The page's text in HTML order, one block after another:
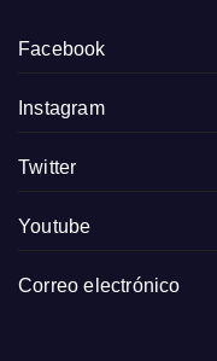
Facebook
Instagram
Twitter
Youtube
Correo electrónico